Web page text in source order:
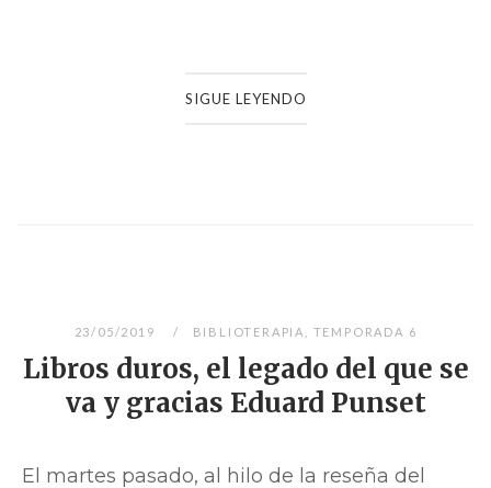
SIGUE LEYENDO
23/05/2019 BIBLIOTERAPIA TEMPORADA 6
Libros duros, el legado del que se
va y gracias Eduard Punset
El martes pasado, al hilo de la reseña del